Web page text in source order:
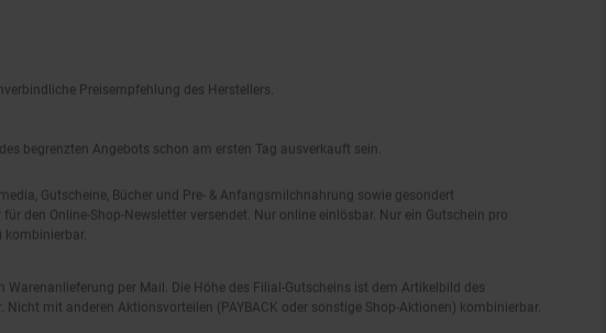
begrenzten Angebots schon am ersten Tag ausverkauft sein.
Gutscheine, Bücher und Pre- & Anfangsmilchnahrung sowie gesondert
den Online-Shop-Newsletter versendet. Nur online einlösbar. Nur ein Gutschein pro
per Mail. Die Höhe des Filial-Gutscheins ist dem Artikelbild des
mit anderen Aktionsvorteilen (PAYBACK oder sonstige Shop-Aktionen) kombinierbar.